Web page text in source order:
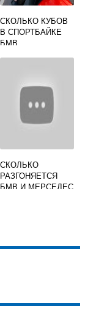
СКОЛЬКО КУБОВ
В СПОРТБАЙКЕ
БМВ
СКОЛЬКО
РАЗГОНЯЕТСЯ
БМВ И МЕРСЕДЕС